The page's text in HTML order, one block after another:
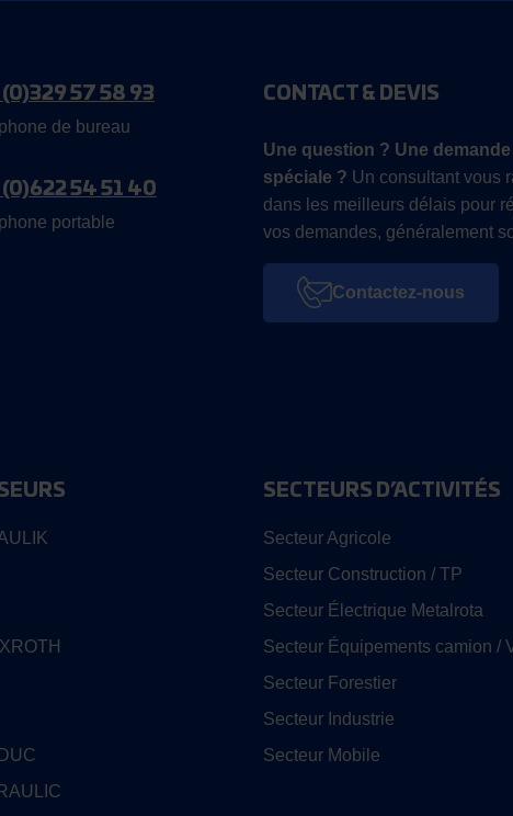
(0)329 57 58 93
de bureau
(0)622 54 51 40
portable
CONTACT & DEVIS
Une question ? Une
spéciale ? Un consultant vous
dans les meilleurs délais pour
vos demandes, généralement
Contactez-nous
SECTEURS D’ACTIVITÉS
Secteur Agricole
Secteur Construction / TP
Secteur Électrique Metalrota
Secteur Équipements camion /
Secteur Forestier
Secteur Industrie
Secteur Mobile